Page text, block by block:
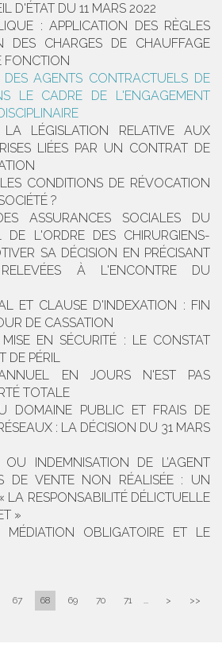
D'ÉTAT DU 11 MARS 2022
: APPLICATION DES RÈGLES
DES CHARGES DE CHAUFFAGE
FONCTION
AGENTS CONTRACTUELS DE
LE CADRE DE L'ENGAGEMENT
LÉGISLATION RELATIVE AUX
LIÉES PAR UN CONTRAT DE
CONDITIONS DE RÉVOCATION
?
ASSURANCES SOCIALES DU
DE L'ORDRE DES CHIRURGIENS-
SA DÉCISION EN PRÉCISANT
À L'ENCONTRE DU
ET CLAUSE D'INDEXATION : FIN
DE CASSATION
EN SÉCURITÉ : LE CONSTAT
DE PÉRIL
EN JOURS N'EST PAS
TOTALE
DOMAINE PUBLIC ET FRAIS DE
: LA DÉCISION DU 31 MARS
OU INDEMNISATION DE L’AGENT
DE VENTE NON RÉALISÉE : UN
LA RESPONSABILITÉ DÉLICTUELLE
»
OBLIGATOIRE ET LE
67 68 69 70 71 ... > >>